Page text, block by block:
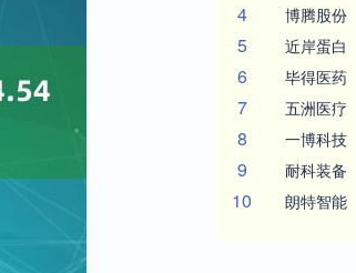
4 博腾股份
5 近岸蛋白
6 毕得医药
7 五洲医疗
8 一博科技
9 耐科装备
10 朗特智能